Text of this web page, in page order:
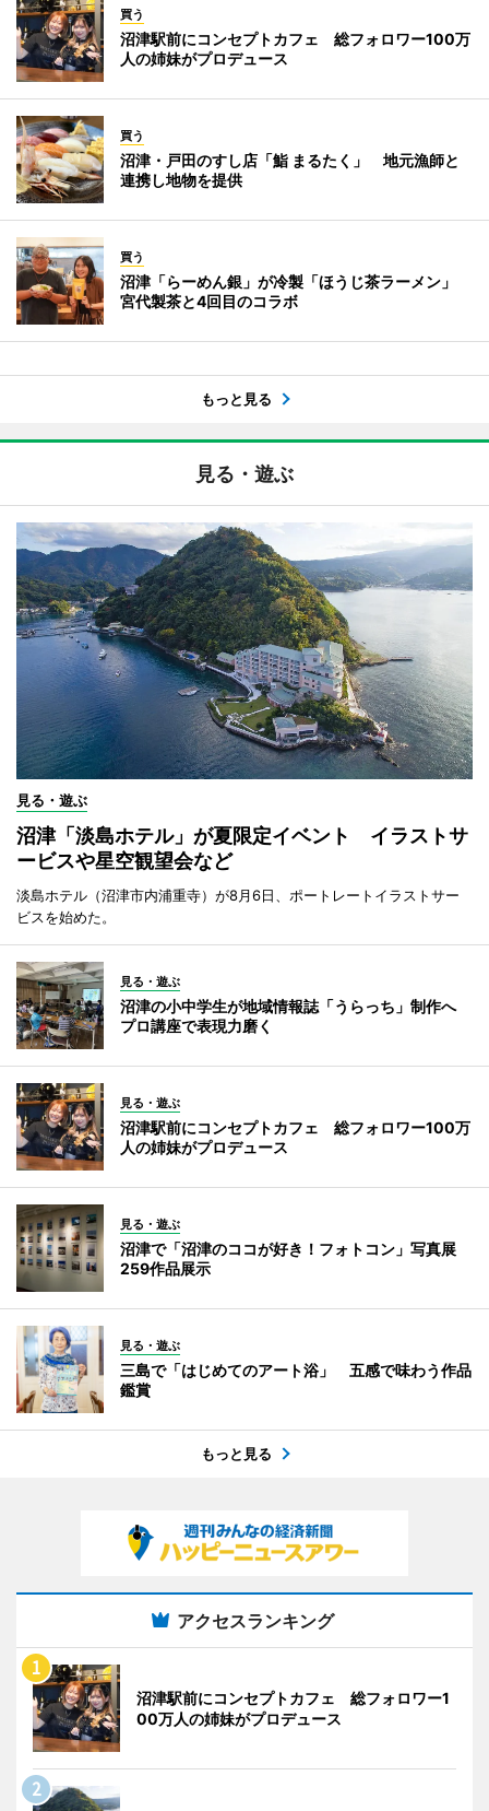
買う
沼津駅前にコンセプトカフェ 総フォロワー100万
人の姉妹がプロデュース
買う
沼津・戸田のすし店「鮨 まるたく」 地元漁師と
連携し地物を提供
買う
沼津「らーめん銀」が冷製「ほうじ茶ラーメン」
宮代製茶と4回目のコラボ
もっと見る
見る・遊ぶ
見る・遊ぶ
沼津「淡島ホテル」が夏限定イベント イラストサ
ービスや星空観望会など
淡島ホテル（沼津市内浦重寺）が8月6日、ポートレートイラストサー
ビスを始めた。
見る・遊ぶ
沼津の小中学生が地域情報誌「うらっち」制作へ
プロ講座で表現力磨く
見る・遊ぶ
沼津駅前にコンセプトカフェ 総フォロワー100万
人の姉妹がプロデュース
見る・遊ぶ
沼津で「沼津のココが好き！フォトコン」写真展
259作品展示
見る・遊ぶ
三島で「はじめてのアート浴」 五感で味わう作品
鑑賞
もっと見る
アクセスランキング
沼津駅前にコンセプトカフェ 総フォロワー1
00万人の姉妹がプロデュース